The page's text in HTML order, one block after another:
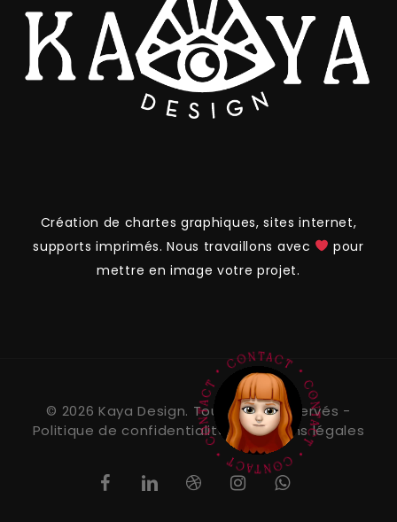
Création de chartes graphiques, sites internet,
supports imprimés. Nous travaillons avec
pour
mettre en image votre projet.
© 2026 Kaya Design. Tous droits réservés -
Politique de confidentialité-Mentions légales
facebooklinkedindribbbleinstagramwhatsapp